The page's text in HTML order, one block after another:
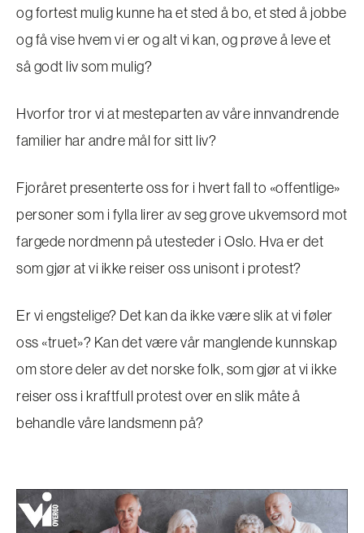
og fortest mulig kunne ha et sted å bo, et sted å jobbe
og få vise hvem vi er og alt vi kan, og prøve å leve et
så godt liv som mulig?
Hvorfor tror vi at mesteparten av våre innvandrende
familier har andre mål for sitt liv?
Fjoråret presenterte oss for i hvert fall to «offentlige»
personer som i fylla lirer av seg grove ukvemsord mot
fargede nordmenn på utesteder i Oslo. Hva er det
som gjør at vi ikke reiser oss unisont i protest?
Er vi engstelige? Det kan da ikke være slik at vi føler
oss «truet»? Kan det være vår manglende kunnskap
om store deler av det norske folk, som gjør at vi ikke
reiser oss i kraftfull protest over en slik måte å
behandle våre landsmenn på?